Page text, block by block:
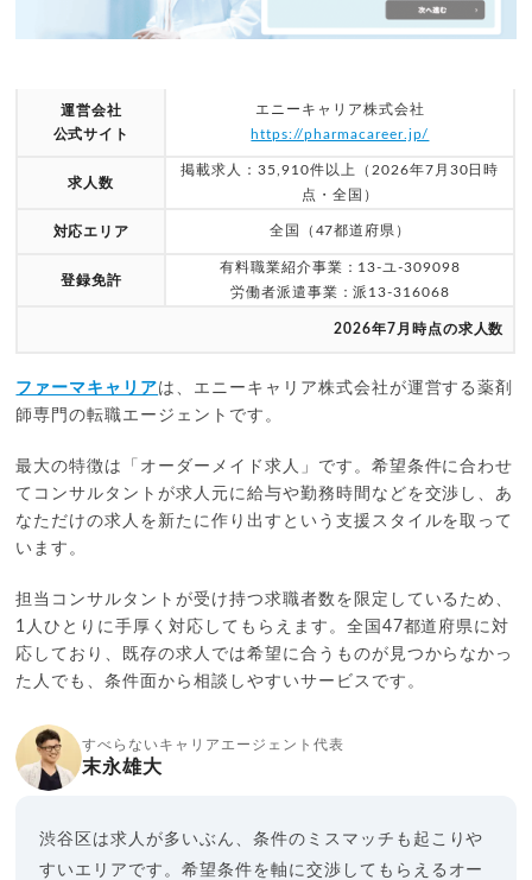
運営会社
公式サイト
エニーキャリア株式会社
https://pharmacareer.jp/
求人数
掲載求人：35,910件以上（2026年7月30日時
点・全国）
対応エリア 全国（47都道府県）
登録免許
有料職業紹介事業：13-ユ-309098
労働者派遣事業：派13-316068
2026年7月時点の求人数
ファーマキャリアは、エニーキャリア株式会社が運営する薬剤
師専門の転職エージェントです。
最大の特徴は「オーダーメイド求人」です。希望条件に合わせ
てコンサルタントが求人元に給与や勤務時間などを交渉し、あ
なただけの求人を新たに作り出すという支援スタイルを取って
います。
担当コンサルタントが受け持つ求職者数を限定しているため、
1人ひとりに手厚く対応してもらえます。全国47都道府県に対
応しており、既存の求人では希望に合うものが見つからなかっ
た人でも、条件面から相談しやすいサービスです。
すべらないキャリアエージェント代表
末永雄大
渋谷区は求人が多いぶん、条件のミスマッチも起こりや
すいエリアです。希望条件を軸に交渉してもらえるオー